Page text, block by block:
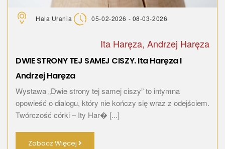
Hala Urania 05-02-2026 - 08-03-2026
Ita Haręza, Andrzej Haręza
DWIE STRONY TEJ SAMEJ CISZY. Ita Haręza I
Andrzej Haręza
Wystawa „Dwie strony tej samej ciszy” to intymna
opowieść o dialogu, który nie kończy się wraz z odejściem.
Twórczość córki – Ity Har� [...]
Zobacz Więcej